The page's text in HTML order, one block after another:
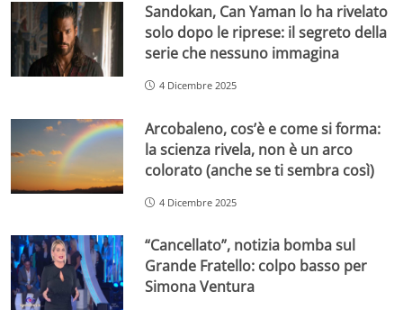
Sandokan, Can Yaman lo ha rivelato
solo dopo le riprese: il segreto della
serie che nessuno immagina
4 Dicembre 2025
Arcobaleno, cos’è e come si forma:
la scienza rivela, non è un arco
colorato (anche se ti sembra così)
4 Dicembre 2025
“Cancellato”, notizia bomba sul
Grande Fratello: colpo basso per
Simona Ventura